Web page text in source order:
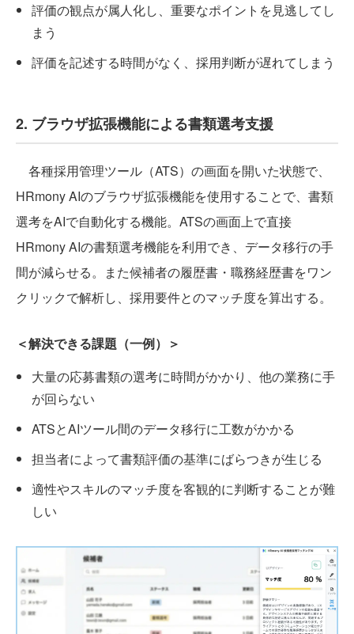
評価の観点が属人化し、重要なポイントを見逃してし
まう
評価を記述する時間がなく、採用判断が遅れてしまう
2. ブラウザ拡張機能による書類選考支援
各種採用管理ツール（ATS）の画面を開いた状態で、
HRmony AIのブラウザ拡張機能を使用することで、書類
選考をAIで自動化する機能。ATSの画面上で直接
HRmony AIの書類選考機能を利用でき、データ移行の手
間が減らせる。また候補者の履歴書・職務経歴書をワン
クリックで解析し、採用要件とのマッチ度を算出する。
＜解決できる課題（一例）＞
大量の応募書類の選考に時間がかかり、他の業務に手
が回らない
ATSとAIツール間のデータ移行に工数がかかる
担当者によって書類評価の基準にばらつきが生じる
適性やスキルのマッチ度を客観的に判断することが難
しい